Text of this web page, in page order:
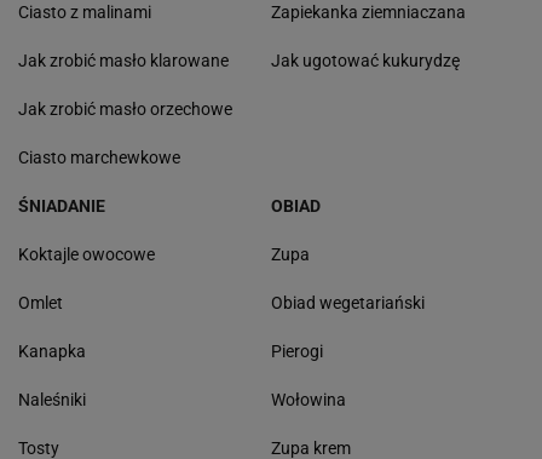
Ciasto z malinami
Jak zrobić masło klarowane
Jak zrobić masło orzechowe
Ciasto marchewkowe
Zapiekanka ziemniaczana
Jak ugotować kukurydzę
ŚNIADANIE
Koktajle owocowe
Omlet
Kanapka
Naleśniki
Tosty
OBIAD
Zupa
Obiad wegetariański
Pierogi
Wołowina
Zupa krem